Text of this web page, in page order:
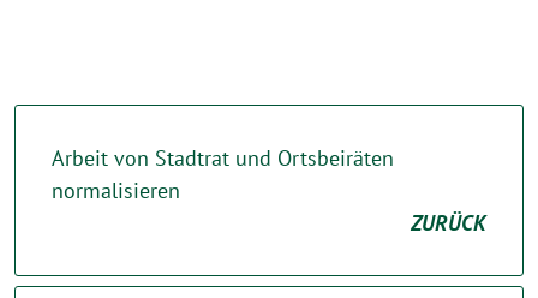
Arbeit von Stadtrat und Ortsbeiräten
normalisieren
ZURÜCK